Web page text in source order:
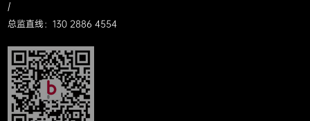
/
总监直线：130 2886 4554